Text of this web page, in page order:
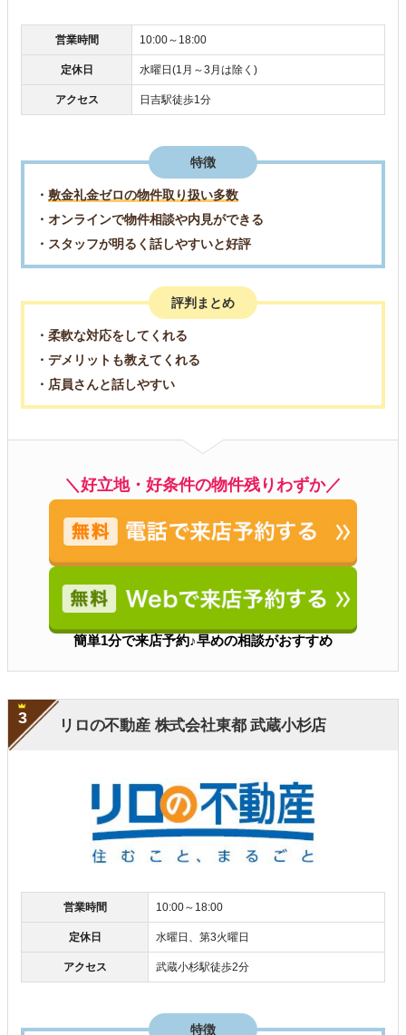
営業時間 10:00～18:00
定休日 水曜日(1月～3月は除く)
アクセス 日吉駅徒歩1分
特徴
・ 敷金礼金ゼロの物件取り扱い多数
・オンラインで物件相談や内見ができる
・スタッフが明るく話しやすいと好評
評判まとめ
・柔軟な対応をしてくれる
・デメリットも教えてくれる
・店員さんと話しやすい
＼好立地・好条件の物件残りわずか／
簡単1分で来店予約♪早めの相談がおすすめ
リロの不動産 株式会社東都 武蔵小杉店
3
営業時間 10:00～18:00
定休日 水曜日、第3火曜日
アクセス 武蔵小杉駅徒歩2分
特徴